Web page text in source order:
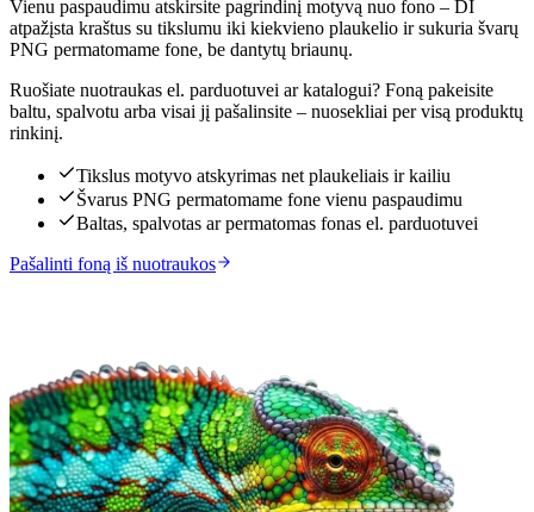
Vienu paspaudimu atskirsite pagrindinį motyvą nuo fono – DI
atpažįsta kraštus su tikslumu iki kiekvieno plaukelio ir sukuria švarų
PNG permatomame fone, be dantytų briaunų.
Ruošiate nuotraukas el. parduotuvei ar katalogui? Foną pakeisite
baltu, spalvotu arba visai jį pašalinsite – nuosekliai per visą produktų
rinkinį.
Tikslus motyvo atskyrimas net plaukeliais ir kailiu
Švarus PNG permatomame fone vienu paspaudimu
Baltas, spalvotas ar permatomas fonas el. parduotuvei
Pašalinti foną iš nuotraukos